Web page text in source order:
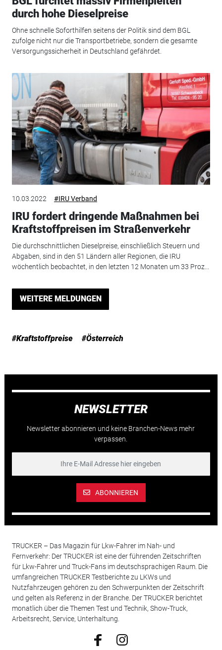
durch hohe Dieselpreise
Ohne schnelle Soforthilfen seitens der Politik sind dem BGL
zufolge nicht nur die Transportbetriebe, sondern die gesamte
Versorgungssicherheit in Deutschland gefährdet.
10.03.2022 #IRU Verband
IRU fordert dringende Maßnahmen bei
Kraftstoffpreisen im Straßenverkehr
Die durchschnittlichen Dieselpreise, einschließlich Steuern und
Abgaben, sind in den 51 Ländern aller Regionen, die IRU
wöchentlich beobachtet, in den letzten 12 Monaten um 33 Proz...
WEITERE MELDUNGEN
#Kraftstoffpreise #Österreich
NEWSLETTER
Newsletter abonnieren und keine Branchen-News mehr
verpassen.
ABONNIEREN
TRUCKER – Das Magazin für Lkw-Fahrer im Nah- und
Fernverkehr: Der TRUCKER ist eine der führenden Zeitschriften
für Lkw-Fahrer und Truck-Fans im deutschsprachigen Raum. Die
umfangreichen TRUCKER Testberichte zu LKWs und
Nutzfahrzeugen gehören zu den Schwerpunkten der Zeitschrift
und gelten als Referenz in der Branche. Der TRUCKER berichtet
monatlich über die Themen Test und Technik, Show-Truck,
Arbeitsrecht, Service, Unterhaltung.